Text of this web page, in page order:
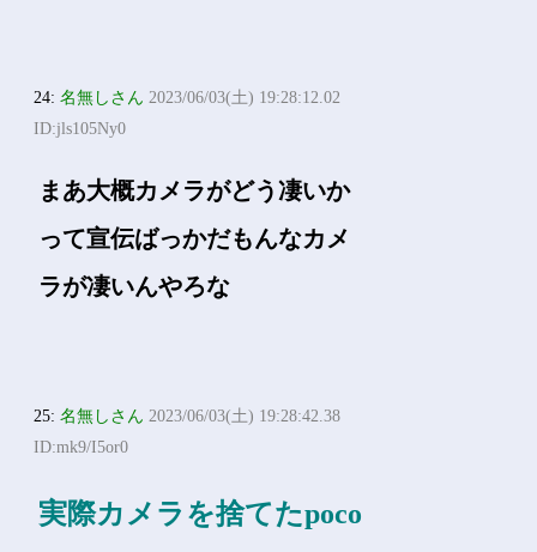
24:名無しさん 2023/06/03(土) 19:28:12.02
ID:jls105Ny0
まあ大概カメラがどう凄いか
って宣伝ばっかだもんなカメ
ラが凄いんやろな
25:名無しさん 2023/06/03(土) 19:28:42.38
ID:mk9/I5or0
実際カメラを捨てたpoco